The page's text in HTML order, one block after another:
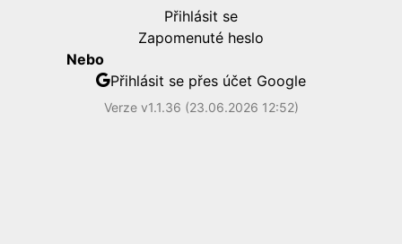
Zapomenuté heslo
Přihlásit se
Nebo
Přihlásit se přes účet Google
Verze v1.1.36 (23.06.2026 12:52)